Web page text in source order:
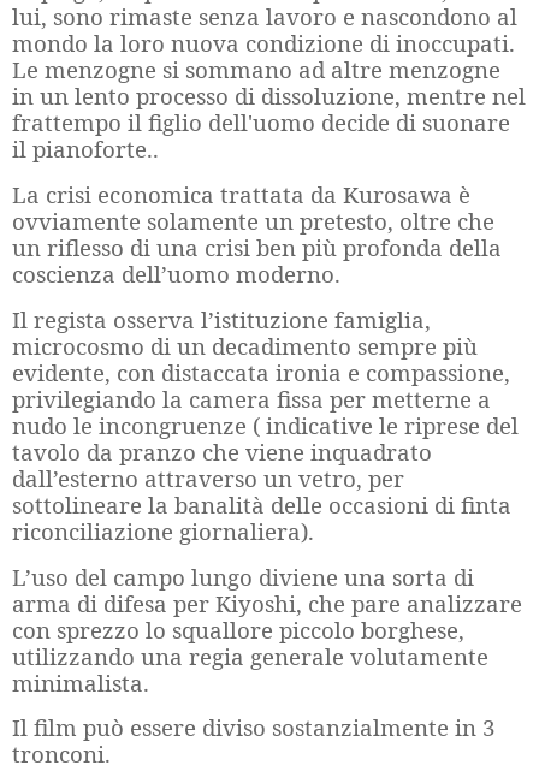
lui, sono rimaste senza lavoro e nascondono al
mondo la loro nuova condizione di inoccupati.
Le menzogne si sommano ad altre menzogne
in un lento processo di dissoluzione, mentre nel
frattempo il figlio dell'uomo decide di suonare
il pianoforte..
La crisi economica trattata da Kurosawa è
ovviamente solamente un pretesto, oltre che
un riflesso di una crisi ben più profonda della
coscienza dell’uomo moderno.
Il regista osserva l’istituzione famiglia,
microcosmo di un decadimento sempre più
evidente, con distaccata ironia e compassione,
privilegiando la camera fissa per metterne a
nudo le incongruenze ( indicative le riprese del
tavolo da pranzo che viene inquadrato
dall’esterno attraverso un vetro, per
sottolineare la banalità delle occasioni di finta
riconciliazione giornaliera).
L’uso del campo lungo diviene una sorta di
arma di difesa per Kiyoshi, che pare analizzare
con sprezzo lo squallore piccolo borghese,
utilizzando una regia generale volutamente
minimalista.
Il film può essere diviso sostanzialmente in 3
tronconi.